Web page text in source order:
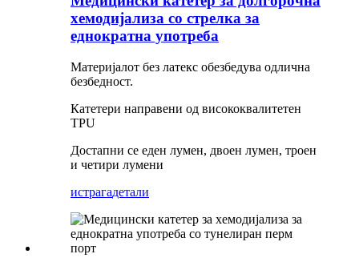
хемодијализа со стрелка за
еднократна употреба
Материјалот без латекс обезбедува одлична
безбедност.
Катетери направени од висококвалитетен
TPU
Достапни се еден лумен, двоен лумен, троен
и четири лумени
истрагадетали